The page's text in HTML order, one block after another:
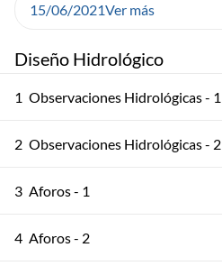
Diseño Hidrológico
1 Observaciones Hidrológicas - 1
2 Observaciones Hidrológicas - 2
3 Aforos - 1
4 Aforos - 2
15/06/2021Ver más